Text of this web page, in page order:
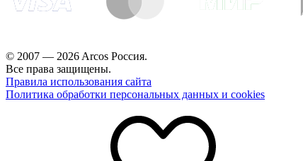
© 2007 — 2026 Arcos Россия.
Все права защищены.
Правила использования сайта
Политика обработки персональных данных и cookies